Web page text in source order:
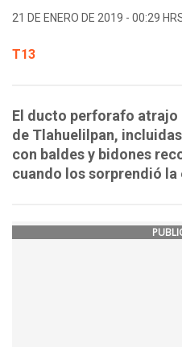
21 DE ENERO DE 2019 - 00:29
T13
El ducto perforafo atrajo
de Tlahuelilpan,
con baldes y bidones
cuando los sorprendió la